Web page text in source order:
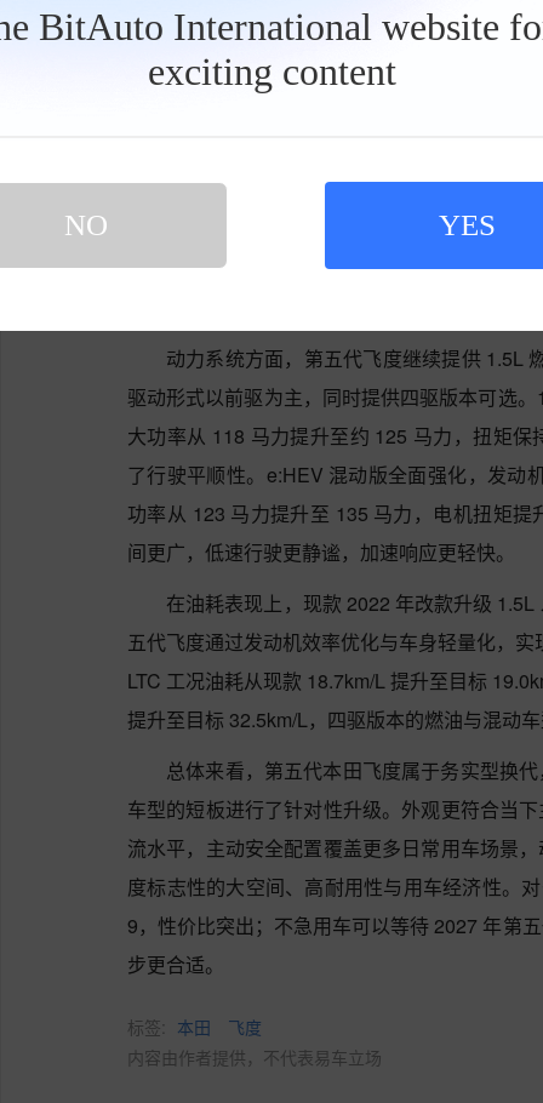
BitAuto International website
exciting content
NO YES
动力系统方面，第五代飞度继续提供 1.5L
驱动形式以前驱为主，同时提供四驱版本可选
大功率从 118 马力提升至约 125 马力，扭矩
了行驶平顺性。e:HEV 混动版全面强化，发动
功率从 123 马力提升至 135 马力，电机扭矩
间更广，低速行驶更静谧，加速响应更轻快。
在油耗表现上，现款 2022 年改款升级
五代飞度通过发动机效率优化与车身轻量化，
LTC 工况油耗从现款 18.7km/L 提升至目标
提升至目标 32.5km/L，四驱版本的燃油与混动
总体来看，第五代本田飞度属于务实型换
车型的短板进行了针对性升级。外观更符合当
流水平，主动安全配置覆盖更多日常用车场景
度标志性的大空间、高耐用性与用车经济性。
9，性价比突出；不急用车可以等待 2027 年第
步更合适。
标签: 本田
飞度
内容由作者提供，不代表易车立场